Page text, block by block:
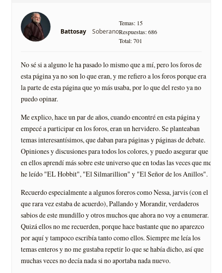
Battosay Soberano
Temas: 15
Respuestas: 686
Total: 701
No sé si a alguno le ha pasado lo mismo que a mí, pero los foros de
esta página ya no son lo que eran, y me refiero a los foros porque era
la parte de esta página que yo más usaba, por lo que del resto ya no
puedo opinar.
Me explico, hace un par de años, cuando encontré en esta página y
empecé a participar en los foros, eran un hervidero. Se planteaban
temas interesantísimos, que daban para páginas y páginas de debate.
Opiniones y discusiones para todos los colores, y puedo asegurar que
en ellos aprendí más sobre este universo que en todas las veces que me
he leído "EL Hobbit", "El Silmarillion" y "El Señor de los Anillos".
Recuerdo especialmente a algunos foreros como Nessa, jarvis (con el
que rara vez estaba de acuerdo), Pallando y Morandir, verdaderos
sabios de este mundillo y otros muchos que ahora no voy a enumerar.
Quizá ellos no me recuerden, porque hace bastante que no aparezco
por aquí y tampoco escribía tanto como ellos. Siempre me leía los
temas enteros y no me gustaba repetir lo que se había dicho, así que
muchas veces no decía nada si no aportaba nada nuevo.